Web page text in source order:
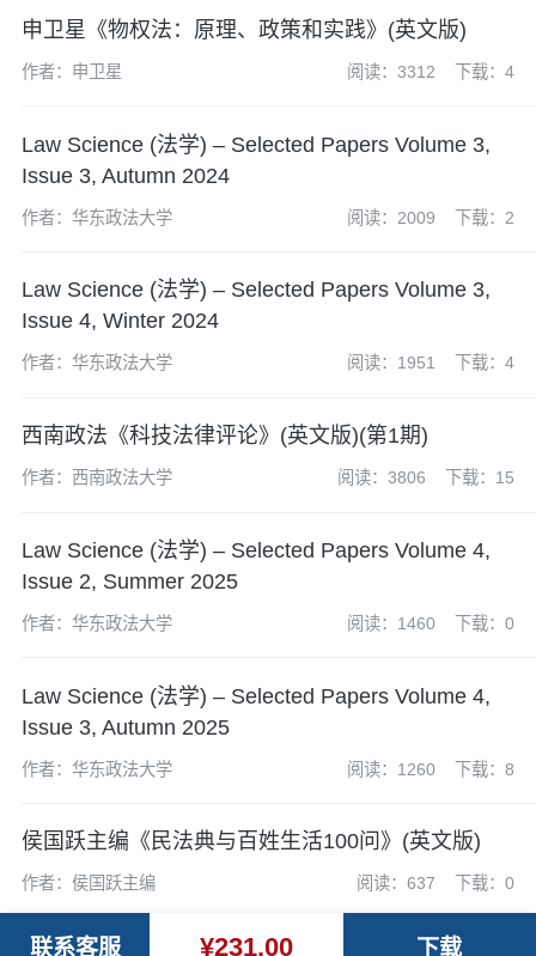
申卫星《物权法：原理、政策和实践》(英文版)
作者：申卫星 阅读：3312 下载：4
Law Science (法学) – Selected Papers Volume 3,
Issue 3, Autumn 2024
作者：华东政法大学 阅读：2009 下载：2
Law Science (法学) – Selected Papers Volume 3,
Issue 4, Winter 2024
作者：华东政法大学 阅读：1951 下载：4
西南政法《科技法律评论》(英文版)(第1期)
作者：西南政法大学 阅读：3806 下载：15
Law Science (法学) – Selected Papers Volume 4,
Issue 2, Summer 2025
作者：华东政法大学 阅读：1460 下载：0
Law Science (法学) – Selected Papers Volume 4,
Issue 3, Autumn 2025
作者：华东政法大学 阅读：1260 下载：8
侯国跃主编《民法典与百姓生活100问》(英文版)
作者：侯国跃主编 阅读：637 下载：0
联系客服 ¥231.00 下载